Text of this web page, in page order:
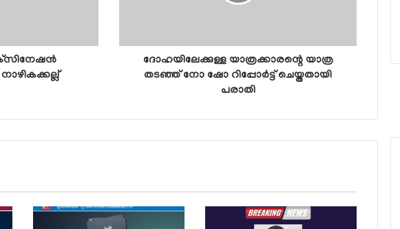
ദോഹയിലേക്കുള്ള യാത്രക്കാരന്റെ യാത്ര
തടഞ്ഞ് നോ ഷോ റിപ്പോര്‍ട്ട് ചെയ്തതായി
പരാതി